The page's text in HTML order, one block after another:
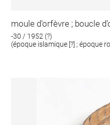
moule d'orfèvre ; boucle
-30 / 1952 (?)
(époque islamique [?] ; époque